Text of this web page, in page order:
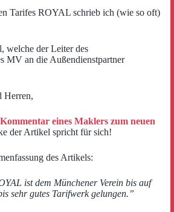
Tarifes ROYAL schrieb ich (wie so oft)
welche der Leiter des
MV an die Außendienstpartner
Herren,
Kommentar eines Maklers zum neuen
der Artikel spricht für sich!
des Artikels:
ist dem Münchener Verein bis auf
sehr gutes Tarifwerk gelungen.”